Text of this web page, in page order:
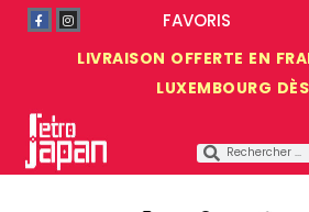
LIVRAISON OFFERTE EN
LUXEMBOURG
FAVORIS